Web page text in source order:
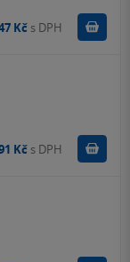
Kč s DPH
Kč s DPH